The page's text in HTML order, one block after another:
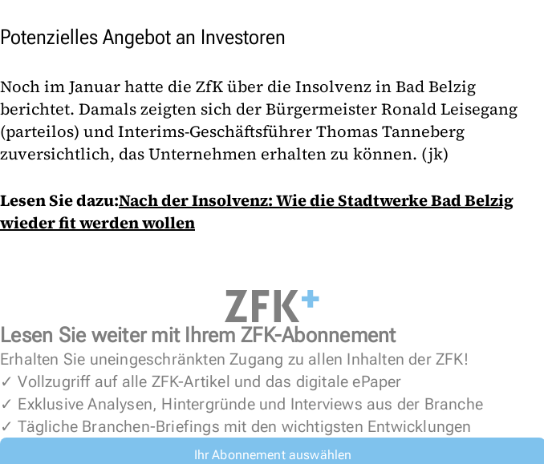
Potenzielles Angebot an Investoren
Noch im Januar hatte die ZfK über die Insolvenz in Bad Belzig
berichtet. Damals zeigten sich der Bürgermeister Ronald Leisegang
(parteilos) und Interims-Geschäftsführer Thomas Tanneberg
zuversichtlich, das Unternehmen erhalten zu können. (jk)
Lesen Sie dazu:Nach der Insolvenz: Wie die Stadtwerke Bad Belzig
wieder fit werden wollen
Lesen Sie weiter mit Ihrem ZFK-Abonnement
Erhalten Sie uneingeschränkten Zugang zu allen Inhalten der ZFK!
✓ Vollzugriff auf alle ZFK-Artikel und das digitale ePaper
✓ Exklusive Analysen, Hintergründe und Interviews aus der Branche
✓ Tägliche Branchen-Briefings mit den wichtigsten Entwicklungen
Ihr Abonnement auswählen